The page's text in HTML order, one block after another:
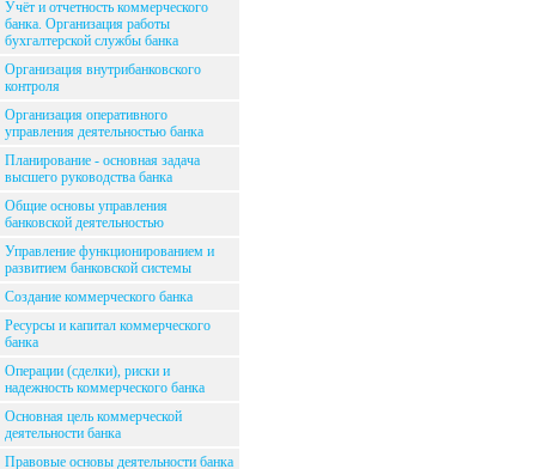
Учёт и отчетность коммерческого
банка. Организация работы
бухгалтерской службы банка
Организация внутрибанковского
контроля
Организация оперативного
управления деятельностью банка
Планирование - основная задача
высшего руководства банка
Общие основы управления
банковской деятельностью
Управление функционированием и
развитием банковской системы
Создание коммерческого банка
Ресурсы и капитал коммерческого
банка
Операции (сделки), риски и
надежность коммерческого банка
Основная цель коммерческой
деятельности банка
Правовые основы деятельности банка